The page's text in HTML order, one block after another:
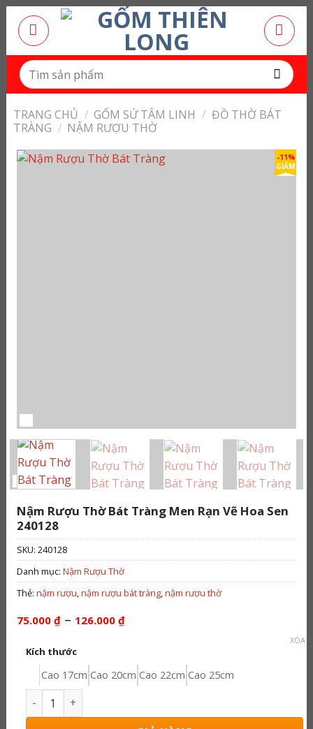
qua
dung
Tìm
kiếm:
TRANG CHỦ / GỐM SỨ TÂM LINH / ĐỒ THỜ BÁT
TRÀNG / NẬM RƯỢU THỜ
-11%
GIẢM
Nậm Rượu Thờ Bát Tràng Men Rạn Vẽ Hoa Sen
240128
SKU: 240128
Danh mục: Nậm Rượu Thờ
Thẻ: nậm rượu,nậm rượu bát tràng,nậm rượu thờ
75.000 ₫ – 126.000 ₫Khoảng
đến
126.000 ₫
Kích thước
Cao 17cm Cao 20cm Cao 22cm Cao 25cm
XÓA
Nậm Rượu Thờ Bát Tràng Men Rạn Vẽ Hoa Sen 240128